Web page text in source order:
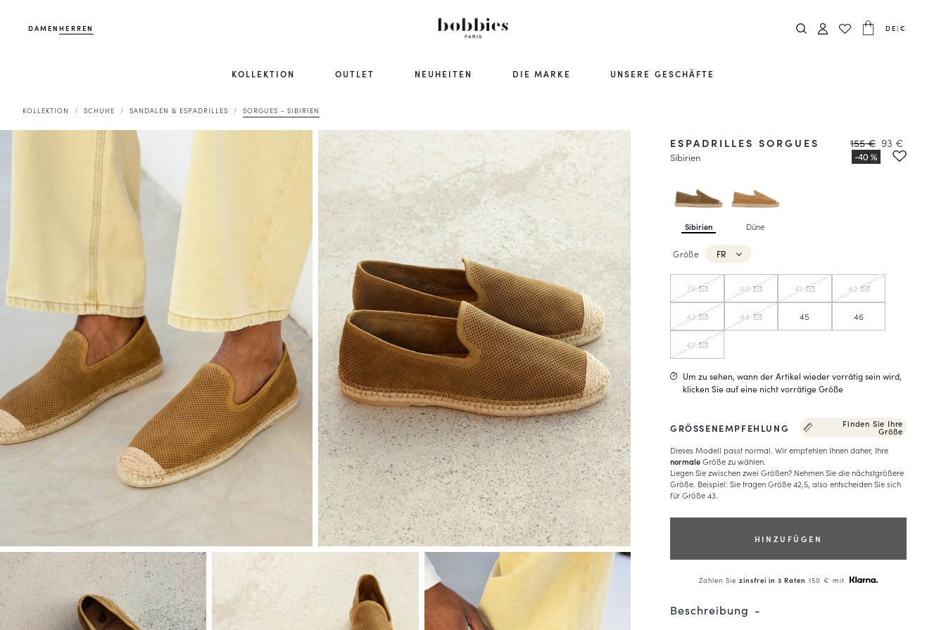
DAMENHERREN DE|€
KOLLEKTION OUTLET NEUHEITEN DIE MARKE UNSERE GESCHÄFTE
KOLLEKTION SCHUHE SANDALEN & ESPADRILLES SORGUES - SIBIRIEN
Sibirien Düne
ESPADRILLES SORGUES
Sibirien
155 € 93 €
Größe FR
39 40 41 42
43 44 45 46
47
Um zu sehen, wann der Artikel wieder vorrätig sein wird,
klicken Sie auf eine nicht vorrätige Größe
GRÖSSENEMPFEHLUNG Finden Sie Ihre
Größe
Dieses Modell passt normal. Wir empfehlen Ihnen daher, Ihre
normaleGröße zu wählen.
Liegen Sie zwischen zwei Größen? Nehmen Sie die nächstgrößere
Größe. Beispiel: Sie tragen Größe 42,5, also entscheiden Sie sich
für Größe 43.
HINZUFÜGEN
Zahlen Siezinsfrei in 3 Raten 150 € mit
Beschreibung